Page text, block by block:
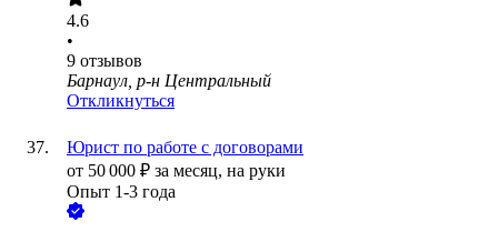
4.6
•
9 отзывов
Барнаул, р-н Центральный
Откликнуться
Юрист по работе с договорами
от 50 000 ₽ за месяц, на руки
Опыт 1-3 года